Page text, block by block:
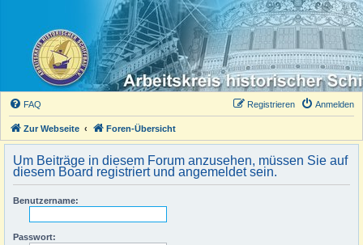
FAQ Anmelden
Registrieren
Zur Webseite Foren-Übersicht
Um Beiträge in diesem Forum anzusehen, müssen Sie auf
diesem Board registriert und angemeldet sein.
Benutzername:
Passwort: